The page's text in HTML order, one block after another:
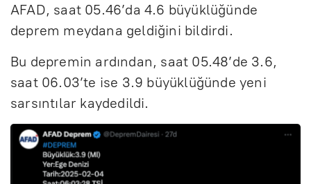
AFAD, saat 05.46’da 4.6 büyüklüğünde
deprem meydana geldiğini bildirdi.
Bu depremin ardından, saat 05.48’de 3.6,
saat 06.03’te ise 3.9 büyüklüğünde yeni
sarsıntılar kaydedildi.